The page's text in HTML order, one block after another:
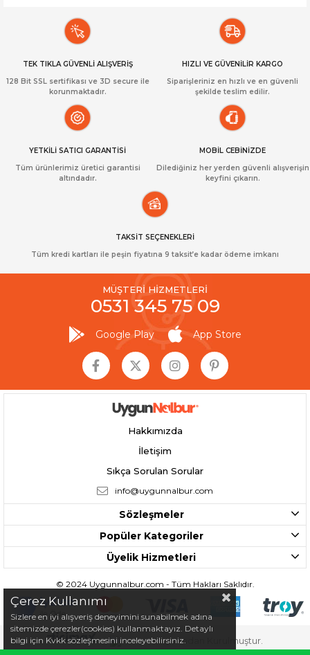
TEK TIKLA GÜVENLİ ALIŞVERİŞ
128 Bit SSL sertifikası ve 3D secure ile
korunmaktadır.
HIZLI VE GÜVENİLİR KARGO
Siparişleriniz en hızlı ve en güvenli
şekilde teslim edilir.
YETKİLİ SATICI GARANTİSİ
Tüm ürünlerimiz üretici garantisi
altındadır.
MOBİL CEBİNİZDE
Dilediğiniz her yerden güvenli alışverişin
keyfini çıkarın.
TAKSİT SEÇENEKLERİ
Tüm kredi kartları ile peşin fiyatına 9 taksit’e kadar ödeme imkanı
MÜŞTERİ HİZMETLERİ
0531 345 75 09
Google Play App Store
Hakkımızda
İletişim
Sıkça Sorulan Sorular
info@uygunnalbur.com
Sözleşmeler
Popüler Kategoriler
Üyelik Hizmetleri
© 2024 Uygunnalbur.com - Tüm Hakları Saklıdır.
Tarafından Kurulmuştur.
Çerez Kullanımı
Sizlere en iyi alışveriş deneyimini sunabilmek adına
sitemizde çerezler(cookies) kullanmaktayız. Detaylı
bilgi için Kvkk sözleşmesini inceleyebilirsiniz.